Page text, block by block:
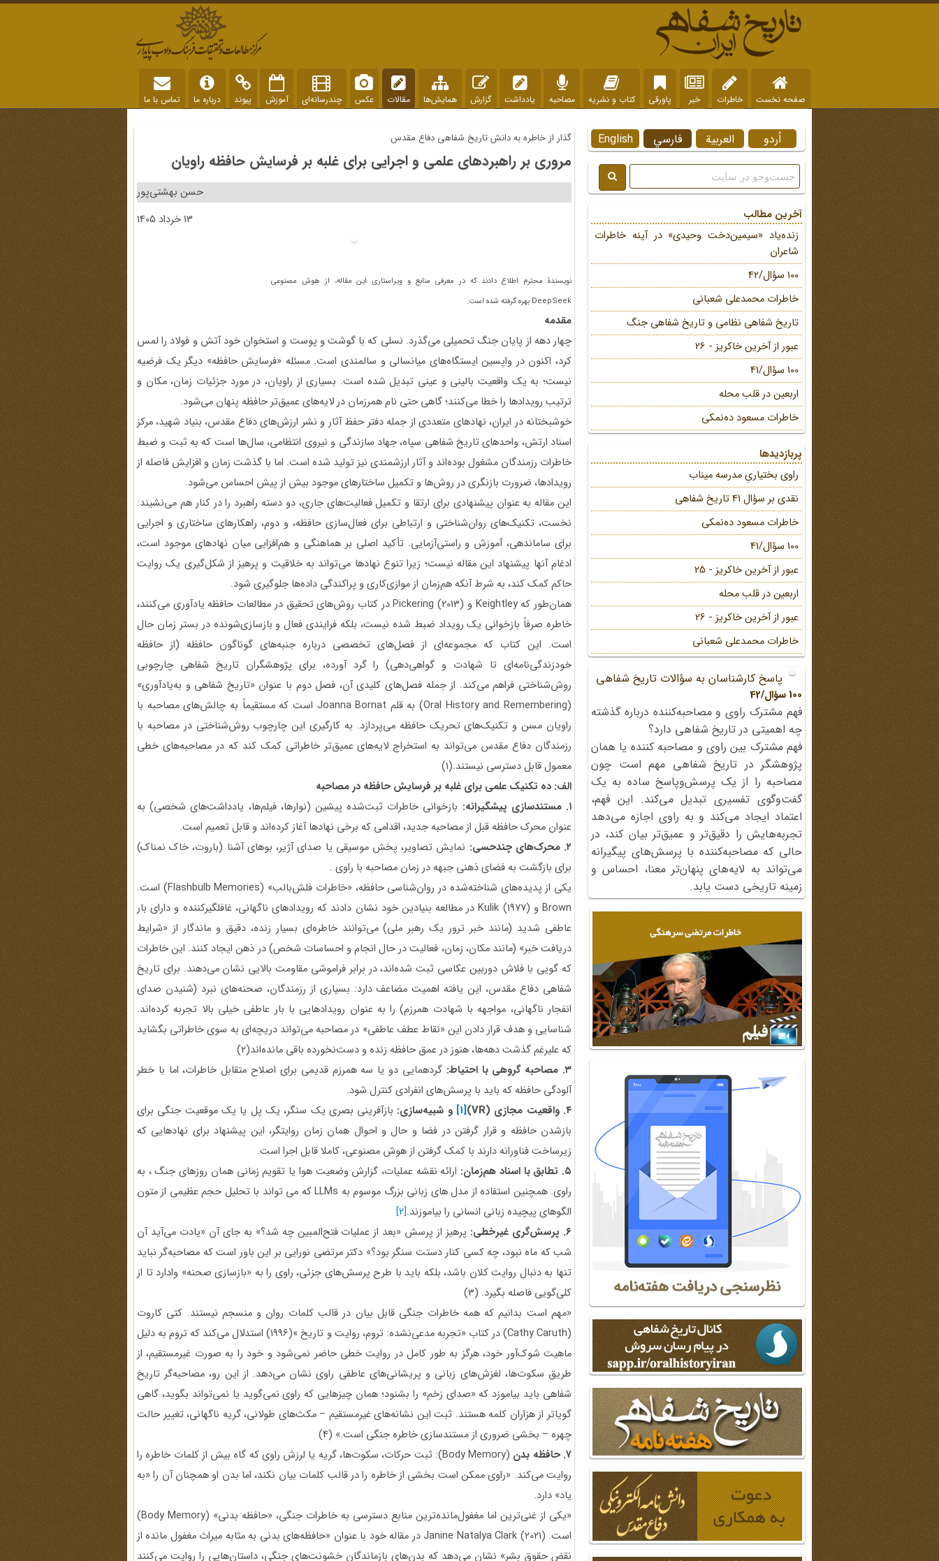
صفحه نخست خاطرات خبر پاورقی کتاب و نشریه مصاحبه یادداشت گزارش همایش‌ها مقالات عکس چندرسانه‌ای آموزش پیوند درباره ما تماس با ما
گذار از خاطره به دانش تاریخ شفاهی دفاع مقدس
مروری بر راهبردهای علمی و اجرایی برای غلبه بر فرسایش حافظه راویان
حسن بهشتی‌پور
13 خرداد 1405
نویسندۀ محترم اطلاع دادند که در معرفی منابع و ویراستاری این مقاله، از هوش مصنوعی
DeepSeek بهره گرفته شده است.
مقدمه
چهار دهه از پایان جنگ تحمیلی می‌گذرد. نسلی که با گوشت و پوست و استخوان خود آتش و فولاد را لمس
کرد، اکنون در واپسین ایستگاه‌های میانسالی و سالمندی است. مسئله «فرسایش حافظه» دیگر یک فرضیه
نیست؛ به یک واقعیت بالینی و عینی تبدیل شده است. بسیاری از راویان، در مورد جزئیات زمان، مکان و
ترتیب رویدادها را خطا می‌کنند؛ گاهی حتی نام همرزمان در لایه‌های عمیق‌تر حافظه پنهان می‌شود.
خوشبختانه در ایران، نهادهای متعددی از جمله دفتر حفظ آثار و نشر ارزش‌های دفاع مقدس، بنیاد شهید، مرکز
اسناد ارتش، واحدهای تاریخ شفاهی سپاه، جهاد سازندگی و نیروی انتظامی، سال‌ها است که به ثبت و ضبط
خاطرات رزمندگان مشغول بوده‌اند و آثار ارزشمندی نیز تولید شده است. اما با گذشت زمان و افزایش فاصله از
رویدادها، ضرورت بازنگری در روش‌ها و تکمیل ساختارهای موجود بیش از پیش احساس می‌شود.
این مقاله به عنوان پیشنهادی برای ارتقا و تکمیل فعالیت‌های جاری، دو دسته راهبرد را در کنار هم می‌نشیند:
نخست، تکنیک‌های روان‌شناختی و ارتباطی برای فعال‌سازی حافظه، و دوم، راهکارهای ساختاری و اجرایی
برای ساماندهی، آموزش و راستی‌آزمایی. تأکید اصلی بر هماهنگی و هم‌افزایی میان نهادهای موجود است،
ادغام آنها پیشنهاد این مقاله نیست؛ زیرا تنوع نهادها می‌تواند به خلاقیت و پرهیز از شکل‌گیری یک روایت
حاکم کمک کند، به شرط آنکه هم‌زمان از موازی‌کاری و پراکندگی داده‌ها جلوگیری شود.
همان‌طور که Keightley و Pickering (2013) در کتاب روش‌های تحقیق در مطالعات حافظه یادآوری می‌کنند،
خاطره صرفاً بازخوانی یک رویداد ضبط‌ شده نیست، بلکه فرایندی فعال و بازسازی‌شونده در بستر زمان حال
است. این کتاب که مجموعه‌ای از فصل‌های تخصصی درباره جنبه‌های گوناگون حافظه (از حافظه
خودزندگی‌نامه‌ای تا شهادت و گواهی‌دهی) را گرد آورده، برای پژوهشگران تاریخ شفاهی چارچوبی
روش‌شناختی فراهم می‌کند. از جمله فصل‌های کلیدی آن، فصل دوم با عنوان «تاریخ شفاهی و به‌یادآوری»
(Oral History and Remembering) به قلم Joanna Bornat است که مستقیماً به چالش‌های مصاحبه با
راویان مسن و تکنیک‌های تحریک حافظه می‌پردازد. به کارگیری این چارچوب روش‌شناختی در مصاحبه با
رزمندگان دفاع مقدس می‌تواند به استخراج لایه‌های عمیق‌تر خاطراتی کمک کند که در مصاحبه‌های خطی
معمول قابل دسترسی نیستند.(1)
الف: ده تکنیک علمی برای غلبه بر فرسایش حافظه در مصاحبه
۱. مستندسازی پیشگیرانه:
بازخوانی خاطرات ثبت‌شده پیشین (نوارها، فیلم‌ها، یادداشت‌های شخصی) به
عنوان محرک حافظه قبل از مصاحبه جدید، اقدامی که برخی نهادها آغاز کرده‌اند و قابل تعمیم است.
۲. محرک‌های چندحسی:
نمایش تصاویر، پخش موسیقی یا صدای آژیر، بوهای آشنا (باروت، خاک نمناک)
برای بازگشت به فضای ذهنی جبهه در زمان مصاحبه با راوی .
یکی از پدیده‌های شناخته‌شده در روان‌شناسی حافظه، «خاطرات فلش‌بالب» (Flashbulb Memories) است.
Brown و Kulik (1977) در مطالعه بنیادین خود نشان دادند که رویدادهای ناگهانی، غافلگیرکننده و دارای بار
عاطفی شدید (مانند خبر ترور یک رهبر ملی) می‌توانند خاطره‌ای بسیار زنده، دقیق و ماندگار از «شرایط
دریافت خبر» (مانند مکان، زمان، فعالیت در حال انجام و احساسات شخص) در ذهن ایجاد کنند. این خاطرات
که گویی با فلاش دوربین عکاسی ثبت شده‌اند، در برابر فراموشی مقاومت بالایی نشان می‌دهند. برای تاریخ
شفاهی دفاع مقدس، این یافته اهمیت مضاعف دارد: بسیاری از رزمندگان، صحنه‌های نبرد (شنیدن صدای
انفجار ناگهانی، مواجهه با شهادت همرزم) را به عنوان رویدادهایی با بار عاطفی خیلی بالا تجربه کرده‌اند.
شناسایی و هدف قرار دادن این «نقاط عطف عاطفی» در مصاحبه می‌تواند دریچه‌ای به سوی خاطراتی بگشاید
که علیرغم گذشت دهه‌ها، هنوز در عمق حافظه زنده و دست‌نخورده باقی مانده‌اند(2)
۳. مصاحبه گروهی با احتیاط:
گردهمایی دو یا سه همرزم قدیمی برای اصلاح متقابل خاطرات، اما با خطر
آلودگی حافظه که باید با پرسش‌های انفرادی کنترل شود.
۴. واقعیت مجازی (
VR
)
[1] و شبیه‌سازی: بازآفرینی بصری یک سنگر، یک پل یا یک موقعیت جنگی برای
بازشدن حافظه و قرار گرفتن در فضا و حال و احوال همان زمان روایتگر، این پیشنهاد برای نهادهایی که
زیرساخت فناورانه دارند با کمک گرفتن از هوش مصنوعی، کاملا قابل اجرا است.
۵. تطابق با اسناد هم‌زمان:
ارائه نقشه عملیات، گزارش وضعیت هوا یا تقویم زمانی همان روزهای جنگ ، به
راوی. همچنین استفاده از مدل های زبانی بزرگ موسوم به LLMs که می تواند با تحلیل حجم عظیمی از متون
الگوهای پیچیده زبانی انسانی را بیاموزند.[2]
۶. پرسش‌گری غیرخطی:
پرهیز از پرسش «بعد از عملیات فتح‌المبین چه شد؟» به جای آن «یادت می‌آید آن
شب که ماه نبود، چه کسی کنار دستت سنگر بود؟» دکتر مرتضی نورایی بر این باور است که مصاحبه‌گر نباید
تنها به دنبال روایت کلان باشد، بلکه باید با طرح پرسش‌های جزئی، راوی را به «بازسازی صحنه» وادارد تا از
کلی‌گویی فاصله بگیرد. (3)
«مهم است بدانیم که همه خاطرات جنگی قابل بیان در قالب کلمات روان و منسجم نیستند. کتی کاروت
(Cathy Caruth) در کتاب «تجربه مدعی‌نشده: تروم، روایت و تاریخ »(1996) استدلال می‌کند که تروم به دلیل
ماهیت شوک‌آور خود، هرگز به طور کامل در روایت خطی حاضر نمی‌شود و خود را به صورت غیرمستقیم، از
طریق سکوت‌ها، لغزش‌های زبانی و پریشانی‌های عاطفی راوی نشان می‌دهد. از این رو، مصاحبه‌گر تاریخ
شفاهی باید بیاموزد که «صدای زخم» را بشنود؛ همان چیزهایی که راوی نمی‌گوید یا نمی‌تواند بگوید، گاهی
گویاتر از هزاران کلمه هستند. ثبت این نشانه‌های غیرمستقیم – مکث‌های طولانی، گریه ناگهانی، تغییر حالت
چهره – بخشی ضروری از مستندسازی خاطره جنگی است.» (4)
۷. حافظه بدن
(Body Memory): ثبت حرکات، سکوت‌ها، گریه یا لرزش راوی که گاه بیش از کلمات خاطره را
روایت می‌کند. «راوی ممکن است بخشی از خاطره را در قالب کلمات بیان نکند، اما بدن او همچنان آن را «به
یاد» دارد.
«یکی از غنی‌ترین اما مغفول‌مانده‌ترین منابع دسترسی به خاطرات جنگی، «حافظه بدنی» (Body Memory)
است. Janine Natalya Clark (2021) در مقاله خود با عنوان «حافظه‌های بدنی به مثابه میراث مغفول مانده از
نقض حقوق بشر» نشان می‌دهد که بدن‌های بازماندگان خشونت‌های جنگی، داستان‌هایی را روایت می‌کنند
English فارسي العربية اُردو
آخرین مطالب
زنده‌یاد «سیمین‌دخت وحیدی» در آینه خاطرات
شاعران
100 سؤال/42
خاطرات محمد‌علی شعبانی
تاریخ شفاهی نظامی و تاریخ شفاهی جنگ
عبور از آخرین خاکریز - 26
100 سؤال/41
اربعین در قلب محله
خاطرات مسعود ده‌نمکی
پربازدیدها
راوی بختیاریِ مدرسه میناب
نقدی بر سؤال 41 تاریخ شفاهی
خاطرات مسعود ده‌نمکی
100 سؤال/41
عبور از آخرین خاکریز - 25
اربعین در قلب محله
عبور از آخرین خاکریز - 26
خاطرات محمد‌علی شعبانی
پاسخ کارشناسان به سؤالات تاریخ شفاهی
100 سؤال/42
فهم مشترک راوی و مصاحبه‌کننده درباره گذشته
چه اهمیتی در تاریخ شفاهی دارد؟
فهم مشترک بین راوی و مصاحبه کننده یا همان
پژوهشگر در تاریخ شفاهی مهم است چون
مصاحبه را از یک پرسش‌وپاسخ ساده به یک
گفت‌وگوی تفسیری تبدیل می‌کند. این فهم،
اعتماد ایجاد می‌کند و به راوی اجازه می‌دهد
تجربه‌هایش را دقیق‌تر و عمیق‌تر بیان کند، در
حالی که مصاحبه‌کننده با پرسش‌های پیگیرانه
می‌تواند به لایه‌های پنهان‌تر معنا، احساس و
زمینه تاریخی دست یابد.